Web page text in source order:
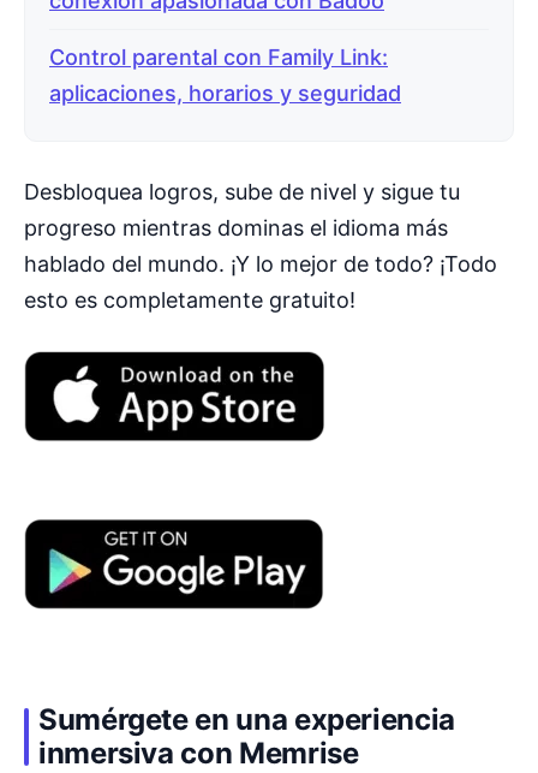
Control parental con Family Link:
aplicaciones, horarios y seguridad
Desbloquea logros, sube de nivel y sigue tu
progreso mientras dominas el idioma más
hablado del mundo. ¡Y lo mejor de todo? ¡Todo
esto es completamente gratuito!
Sumérgete en una experiencia
inmersiva con Memrise